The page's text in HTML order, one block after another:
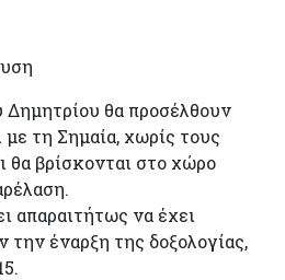
Δημητρίου θα προσέλθουν
με τη Σημαία, χωρίς τους
θα βρίσκονται στο χώρο
απαραιτήτως να έχει
την έναρξη της δοξολογίας,